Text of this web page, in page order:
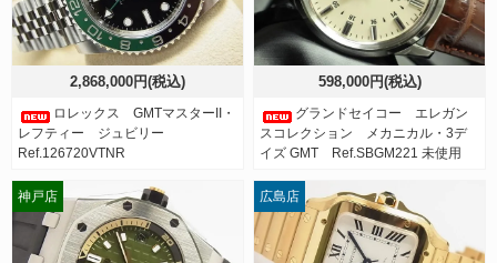
2,868,000円(税込)
ロレックス GMTマスターII・
レフティー ジュビリー
Ref.126720VTNR
598,000円(税込)
グランドセイコー エレガン
スコレクション メカニカル・3デ
イズ GMT Ref.SBGM221 未使用
神戸店 広島店